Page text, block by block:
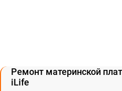
Ремонт материнской
iLife